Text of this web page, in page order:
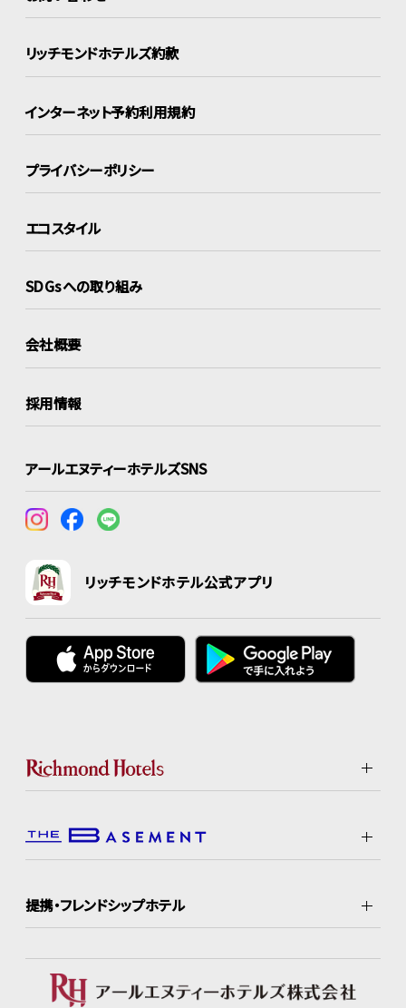
リッチモンドホテルズ約款
インターネット予約利用規約
プライバシーポリシー
エコスタイル
SDGsへの取り組み
会社概要
採用情報
アールエヌティーホテルズSNS
リッチモンドホテル公式アプリ
提携・フレンドシップホテル